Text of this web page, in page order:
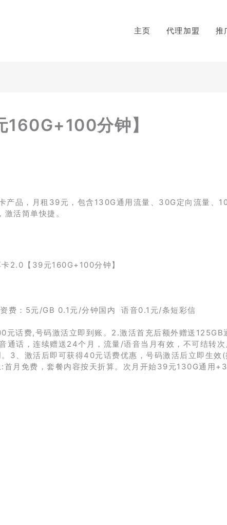
主页 代理加盟 推
分钟】
产品，月租39元，包含130G通用流量、30G定向流量、
活简单快捷。
费：5元/GB 0.1元/分钟国内 语音0.1元/条短彩信
话费,号码激活立即到账。2.激活首充后额外赠送125GB
话，连续赠送24个月，流量/语音当月有效，不可结转次
3、激活后即可获得40元话费优惠，号码激活后立即生效(
月免费，套餐内容按天折算。次月开始39元130G通用